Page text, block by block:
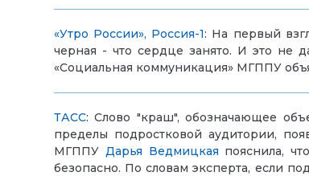
«Утро России», Россия-1: На первый
черная - что сердце занято. И это не
«Социальная коммуникация» МГППУ
ТАСС: Слово "краш", обозначающее
пределы подростковой аудитории,
МГППУ Дарья Ведмицкая пояснила,
безопасно. По словам эксперта, если